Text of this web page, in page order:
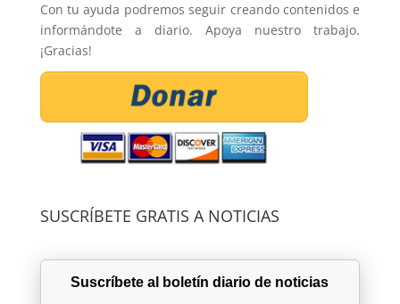
Con tu ayuda podremos seguir creando contenidos e
informándote a diario. Apoya nuestro trabajo.
¡Gracias!
SUSCRÍBETE GRATIS A NOTICIAS
Suscríbete al boletín diario de noticias